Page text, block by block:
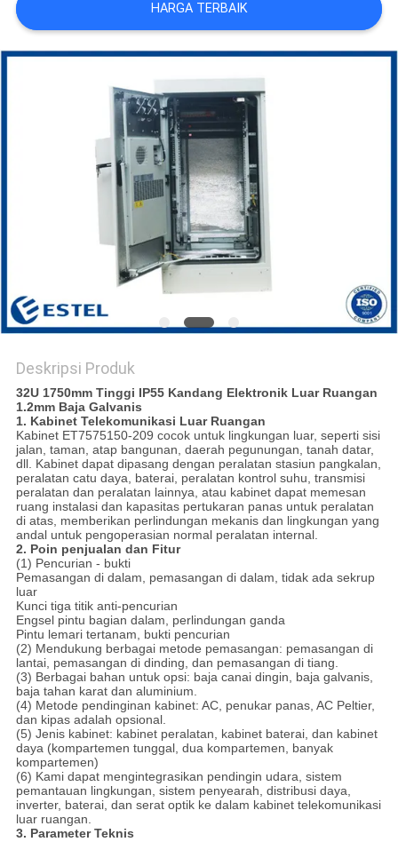
PRIVACY
POLICY
HARGA TERBAIK
Deskripsi Produk
32U 1750mm Tinggi IP55 Kandang Elektronik Luar Ruangan
1.2mm Baja Galvanis
1. Kabinet Telekomunikasi Luar Ruangan
Kabinet ET7575150-209 cocok untuk lingkungan luar, seperti sisi
jalan, taman, atap bangunan, daerah pegunungan, tanah datar,
dll. Kabinet dapat dipasang dengan peralatan stasiun pangkalan,
peralatan catu daya, baterai, peralatan kontrol suhu, transmisi
peralatan dan peralatan lainnya, atau kabinet dapat memesan
ruang instalasi dan kapasitas pertukaran panas untuk peralatan
di atas, memberikan perlindungan mekanis dan lingkungan yang
andal untuk pengoperasian normal peralatan internal.
2. Poin penjualan dan Fitur
(1) Pencurian - bukti
Pemasangan di dalam, pemasangan di dalam, tidak ada sekrup
luar
Kunci tiga titik anti-pencurian
Engsel pintu bagian dalam, perlindungan ganda
Pintu lemari tertanam, bukti pencurian
(2) Mendukung berbagai metode pemasangan: pemasangan di
lantai, pemasangan di dinding, dan pemasangan di tiang.
(3) Berbagai bahan untuk opsi: baja canai dingin, baja galvanis,
baja tahan karat dan aluminium.
(4) Metode pendinginan kabinet: AC, penukar panas, AC Peltier,
dan kipas adalah opsional.
(5) Jenis kabinet: kabinet peralatan, kabinet baterai, dan kabinet
daya (kompartemen tunggal, dua kompartemen, banyak
kompartemen)
(6) Kami dapat mengintegrasikan pendingin udara, sistem
pemantauan lingkungan, sistem penyearah, distribusi daya,
inverter, baterai, dan serat optik ke dalam kabinet telekomunikasi
luar ruangan.
3. Parameter Teknis